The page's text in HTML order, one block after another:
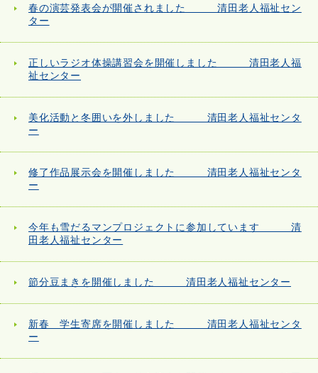
春の演芸発表会が開催されました 清田老人福祉セン
ター
正しいラジオ体操講習会を開催しました 清田老人福
祉センター
美化活動と冬囲いを外しました 清田老人福祉センタ
ー
修了作品展示会を開催しました 清田老人福祉センタ
ー
今年も雪だるマンプロジェクトに参加しています 清
田老人福祉センター
節分豆まきを開催しました 清田老人福祉センター
新春 学生寄席を開催しました 清田老人福祉センタ
ー